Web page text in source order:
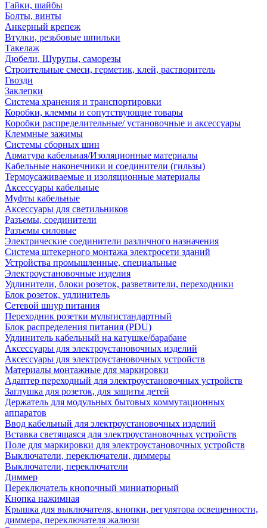
Гайки, шайбы
Болты, винты
Анкерный крепеж
Втулки, резьбовые шпильки
Такелаж
Дюбели, Шурупы, саморезы
Строительные смеси, герметик, клей, растворитель
Гвозди
Заклепки
Система хранения и транспортировки
Коробки, клеммы и сопутствующие товары
Коробки распределительные/ установочные и аксессуары
Клеммные зажимы
Системы сборных шин
Арматура кабельная/Изоляционные материалы
Кабельные наконечники и соединители (гильзы)
Термоусаживаемые и изоляционные материалы
Аксессуары кабельные
Муфты кабельные
Аксессуары для светильников
Разъемы, соединители
Разъемы силовые
Электрические соединители различного назначения
Система штекерного монтажа электросети зданий
Устройства промышленные, специальные
Электроустановочные изделия
Удлинители, блоки розеток, разветвители, переходники
Блок розеток, удлинитель
Сетевой шнур питания
Переходник розетки мультистандартный
Блок распределения питания (PDU)
Удлинитель кабельный на катушке/барабане
Аксессуары для электроустановочных изделий
Аксессуары для электроустановочных устройств
Материалы монтажные для маркировки
Адаптер переходный для электроустановочных устройств
Заглушка для розеток, для защиты детей
Держатель для модульных бытовых коммутационных
аппаратов
Ввод кабельный для электроустановочных изделий
Вставка светящаяся для электроустановочных устройств
Поле для маркировки для электроустановочных устройств
Выключатели, переключатели, диммеры
Выключатели, переключатели
Диммер
Переключатель кнопочный миниатюрный
Кнопка нажимная
Крышка для выключателя, кнопки, регулятора освещенности,
диммера, переключателя жалюзи